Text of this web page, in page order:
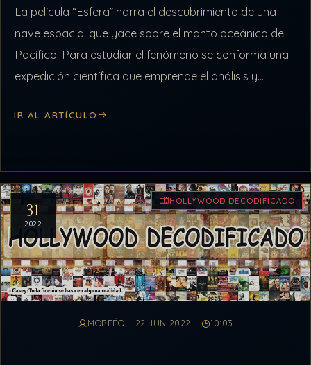
La película “Esfera” narra el descubrimiento de una
nave espacial que yace sobre el manto oceánico del
Pacífico. Para estudiar el fenómeno se conforma una
expedición científica que emprende el análisis y
IR AL ARTÍCULO
31
2022
HOLLYWOOD DECODIFICADO
MORFÉO 22 JUN 2022 10:03